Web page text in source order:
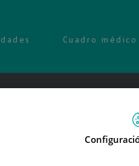
Cuadro médico